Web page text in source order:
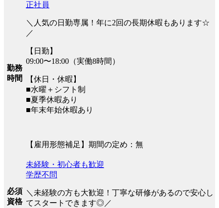
勤務
時間
正社員
＼人気の日勤専属！年に2回の長期休暇もあります☆
／
【日勤】
09:00〜18:00（実働8時間）
【休日・休暇】
■水曜＋シフト制
■夏季休暇あり
■年末年始休暇あり
【雇用形態補足】期間の定め：無
必須
資格
未経験・初心者も歓迎
学歴不問
＼未経験の方も大歓迎！丁寧な研修があるので安心し
てスタートできます◎／